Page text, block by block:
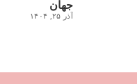
آذر ۲۵, ۱۴۰۴